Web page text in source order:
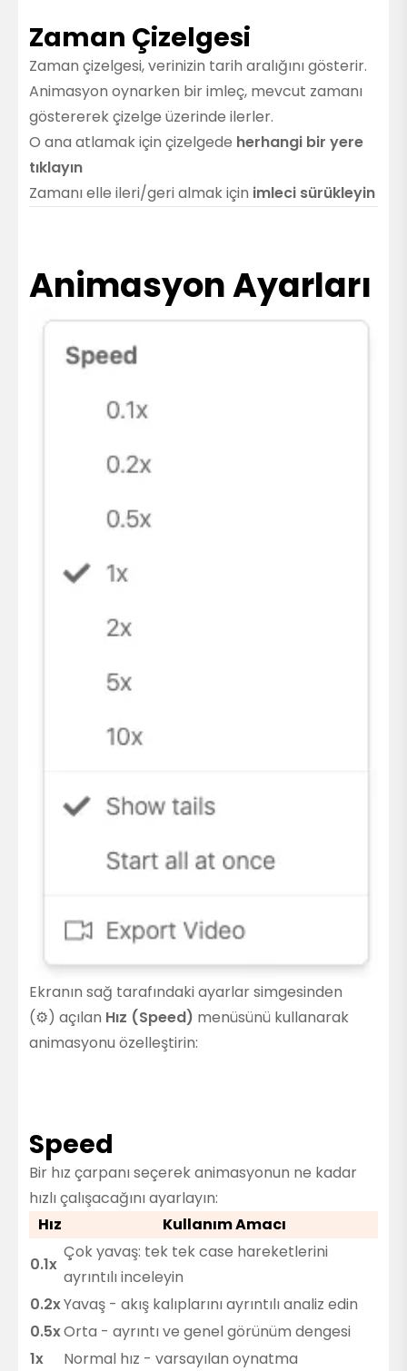
Zaman Çizelgesi
Zaman çizelgesi, verinizin tarih aralığını gösterir.
Animasyon oynarken bir imleç, mevcut zamanı
göstererek çizelge üzerinde ilerler.
O ana atlamak için çizelgede herhangi bir yere
tıklayın
Zamanı elle ileri/geri almak için imleci sürükleyin
Ekranın sağ tarafındaki ayarlar simgesinden
(⚙️) açılan Hız (Speed) menüsünü kullanarak
animasyonu özelleştirin:
Animasyon Ayarları
Speed
Bir hız çarpanı seçerek animasyonun ne kadar
hızlı çalışacağını ayarlayın:
Hız
Kullanım Amacı
0.1x
Çok yavaş: tek tek case hareketlerini
ayrıntılı inceleyin
0.2xYavaş - akış kalıplarını ayrıntılı analiz edin
0.5xOrta - ayrıntı ve genel görünüm dengesi
1x
Normal hız - varsayılan oynatma